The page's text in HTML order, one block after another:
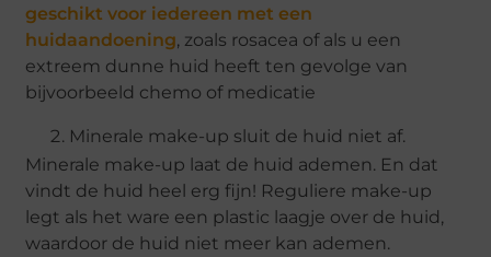
geschikt voor iedereen met een
huidaandoening, zoals rosacea of als u een
extreem dunne huid heeft ten gevolge van
bijvoorbeeld chemo of medicatie
Minerale make-up sluit de huid niet af.
Minerale make-up laat de huid ademen. En dat
vindt de huid heel erg fijn! Reguliere make-up
legt als het ware een plastic laagje over de huid,
waardoor de huid niet meer kan ademen.